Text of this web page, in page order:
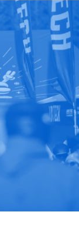
i negozi aprirà
due giorni e
team.
novembre
e high-
da non